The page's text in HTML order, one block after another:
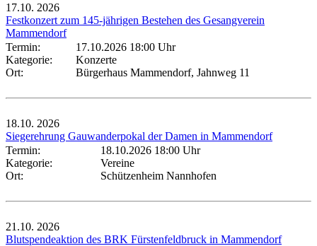
17.10. 2026
Festkonzert zum 145-jährigen Bestehen des Gesangverein
Mammendorf
Termin:
17.10.2026 18:00 Uhr
Kategorie:
Konzerte
Ort:
Bürgerhaus Mammendorf, Jahnweg 11
18.10. 2026
Siegerehrung Gauwanderpokal der Damen in Mammendorf
Termin:
18.10.2026 18:00 Uhr
Kategorie:
Vereine
Ort:
Schützenheim Nannhofen
21.10. 2026
Blutspendeaktion des BRK Fürstenfeldbruck in Mammendorf